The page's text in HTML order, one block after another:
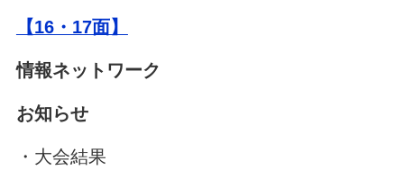
【16・17面】
情報ネットワーク
お知らせ
・大会結果